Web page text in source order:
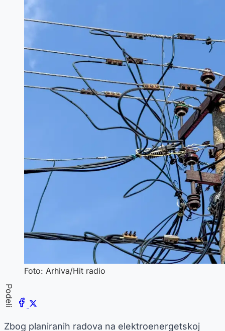
Foto: Arhiva/Hit radio
Podeli
Zbog planiranih radova na elektroenergetskoj